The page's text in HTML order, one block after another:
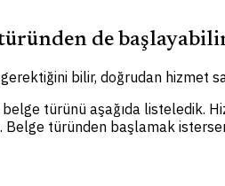
de
bilir, doğrudan hizmet
türünü aşağıda listeledik.
türünden başlamak